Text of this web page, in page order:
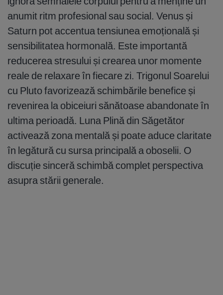
anumit ritm profesional sau social. Venus și
Saturn pot accentua tensiunea emoțională și
sensibilitatea hormonală. Este importantă
reducerea stresului și crearea unor momente
reale de relaxare în fiecare zi. Trigonul Soarelui
cu Pluto favorizează schimbările benefice și
revenirea la obiceiuri sănătoase abandonate în
ultima perioadă. Luna Plină din Săgetător
activează zona mentală și poate aduce claritate
în legătură cu sursa principală a oboselii. O
discuție sinceră schimbă complet perspectiva
asupra stării generale.